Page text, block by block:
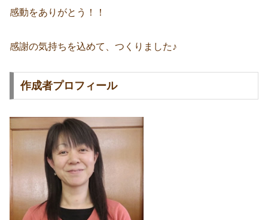
感動をありがとう！！
感謝の気持ちを込めて、つくりました♪
作成者プロフィール